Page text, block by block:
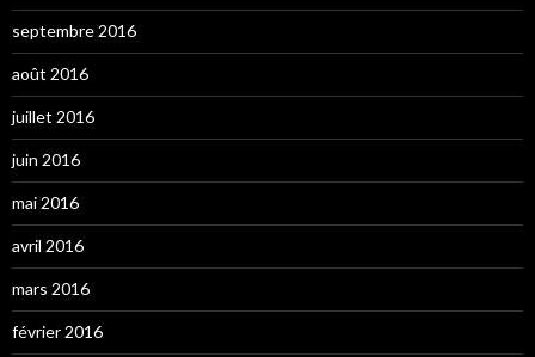
septembre 2016
août 2016
juillet 2016
juin 2016
mai 2016
avril 2016
mars 2016
février 2016